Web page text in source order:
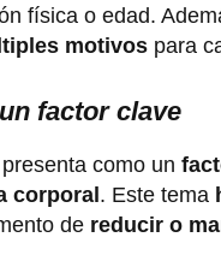
física o edad.
motivos para
factor clave
como un
corporal . Este tema
de reducir o